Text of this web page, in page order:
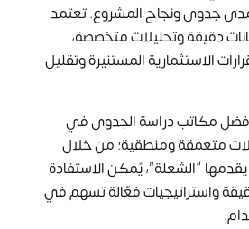
جدوى ونجاح المشروع. تعتمد
دقيقة وتحليلات متخصصة،
الاستثمارية المستنيرة وتقليل
مكاتب دراسة الجدوى في
متعمقة ومنطقية؛ من خلال
“الشعلة”، يٌمكن الاستفادة
واستراتيجيات فعّالة تسهم في